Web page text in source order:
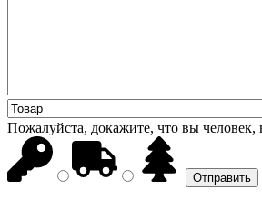
Пожалуйста, докажите, что вы человек,